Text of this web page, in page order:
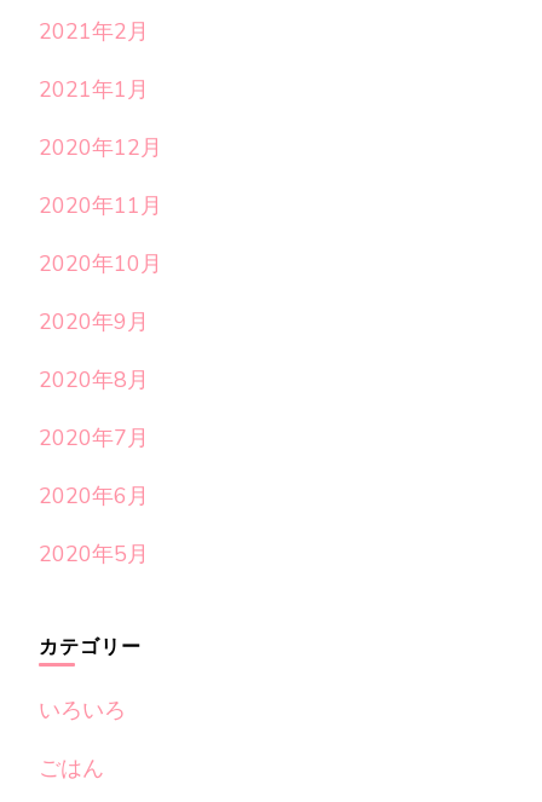
2021年2月
2021年1月
2020年12月
2020年11月
2020年10月
2020年9月
2020年8月
2020年7月
2020年6月
2020年5月
カテゴリー
いろいろ
ごはん